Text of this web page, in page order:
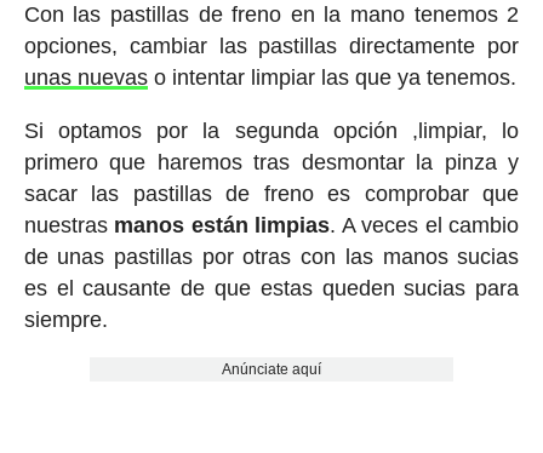
Con las pastillas de freno en la mano tenemos 2
opciones, cambiar las pastillas directamente por
unas nuevaso intentar limpiar las que ya tenemos.
Si optamos por la segunda opción ,limpiar, lo
primero que haremos tras desmontar la pinza y
sacar las pastillas de freno es comprobar que
nuestras manos están limpias. A veces el cambio
de unas pastillas por otras con las manos sucias
es el causante de que estas queden sucias para
siempre.
Anúnciate aquí